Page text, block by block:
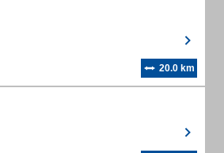
20.0 km